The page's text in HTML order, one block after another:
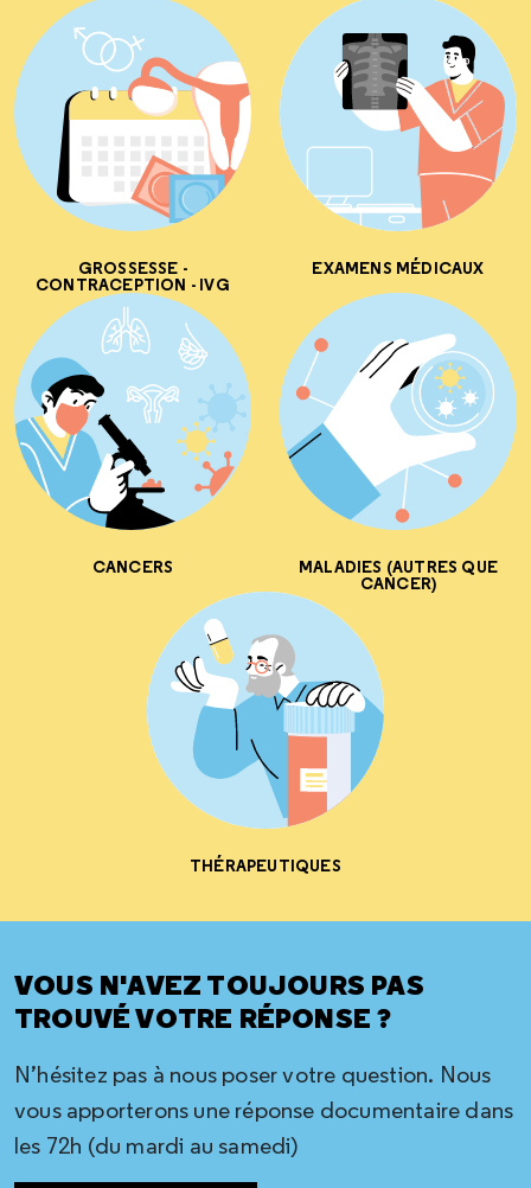
GROSSESSE -
CONTRACEPTION - IVG
EXAMENS MÉDICAUX
CANCERS MALADIES (AUTRES QUE
CANCER)
THÉRAPEUTIQUES
VOUS N'AVEZ TOUJOURS PAS
TROUVÉ VOTRE RÉPONSE ?
N’hésitez pas à nous poser votre question. Nous
vous apporterons une réponse documentaire dans
les 72h (du mardi au samedi)